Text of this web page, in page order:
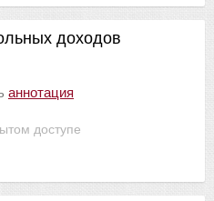
доступе
доходов
аннотация